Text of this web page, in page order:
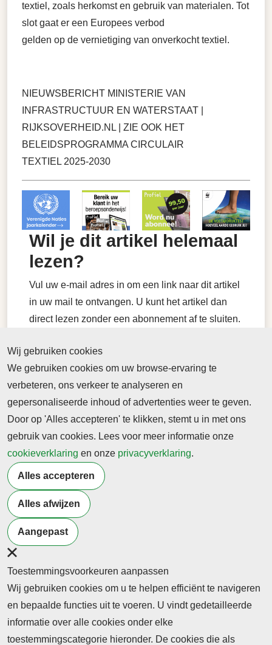
textiel, zoals herkomst en gebruik van materialen. Tot
slot gaat er een Europees verbod
gelden op de vernietiging van onverkocht textiel.
NIEUWSBERICHT MINISTERIE VAN
INFRASTRUCTUUR EN WATERSTAAT |
RIJKSOVERHEID.NL | ZIE OOK HET
BELEIDSPROGRAMMA CIRCULAIR
TEXTIEL 2025-2030
Wil je dit artikel helemaal
lezen?
Vul uw e-mail adres in om een link naar dit artikel
in uw mail te ontvangen. U kunt het artikel dan
direct lezen zonder een abonnement af te sluiten.
om abonnee te worden van Platform Profiel
Actueel.
Abonneren op Profiel
Actueel?
Abonneer u nu op het online vaktijdschrift en krijg
toegang tot alle artikelen en u kunt de online
Abonneren vaktijdschrift
Wij gebruiken cookies
We gebruiken cookies om uw browse-ervaring te
verbeteren, ons verkeer te analyseren en
gepersonaliseerde inhoud of advertenties weer te geven.
Door op 'Alles accepteren' te klikken, stemt u in met ons
gebruik van cookies. Lees voor meer informatie onze
cookieverklaring en onze privacyverklaring.
Alles accepteren
Alles afwijzen
Aangepast
Toestemmingsvoorkeuren aanpassen
Wij gebruiken cookies om u te helpen efficiënt te navigeren
en bepaalde functies uit te voeren. U vindt gedetailleerde
informatie over alle cookies onder elke
toestemmingscategorie hieronder. De cookies die als